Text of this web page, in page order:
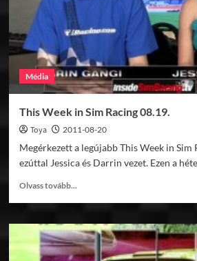
Média
This Week in Sim Racing 08.19.
Toya 2011-08-20
Megérkezett a legújabb This Week in Sim
ezúttal Jessica és Darrin vezet. Ezen a
Olvass tovább...
This
Week
in